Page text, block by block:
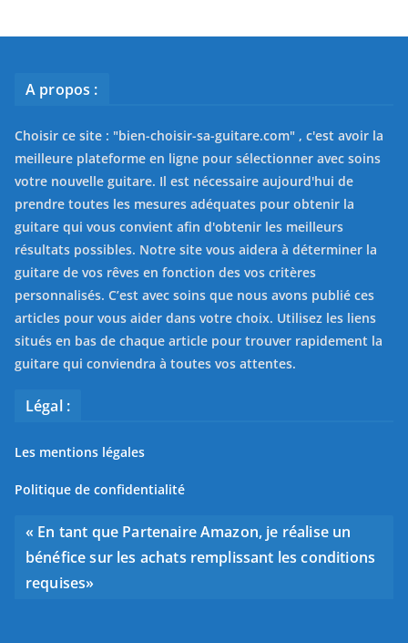
A propos :
Choisir ce site : "bien-choisir-sa-guitare.com" , c'est avoir la
meilleure plateforme en ligne pour sélectionner avec soins
votre nouvelle guitare. Il est nécessaire aujourd'hui de
prendre toutes les mesures adéquates pour obtenir la
guitare qui vous convient afin d'obtenir les meilleurs
résultats possibles. Notre site vous aidera à déterminer la
guitare de vos rêves en fonction des vos critères
personnalisés. C’est avec soins que nous avons publié ces
articles pour vous aider dans votre choix. Utilisez les liens
situés en bas de chaque article pour trouver rapidement la
guitare qui conviendra à toutes vos attentes.
Légal :
Les mentions légales
Politique de confidentialité
« En tant que Partenaire Amazon, je réalise un
bénéfice sur les achats remplissant les conditions
requises»